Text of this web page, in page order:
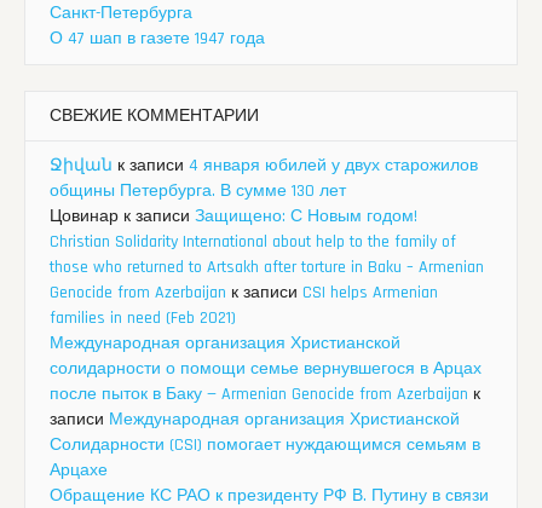
Санкт-Петербурга
О 47 шап в газете 1947 года
СВЕЖИЕ КОММЕНТАРИИ
Ջիվան к записи 4 января юбилей у двух старожилов
общины Петербурга. В сумме 130 лет
Цовинар к записи Защищено: С Новым годом!
Christian Solidarity International about help to the family of
those who returned to Artsakh after torture in Baku – Armenian
Genocide from Azerbaijan к записи CSI helps Armenian
families in need (Feb 2021)
Международная организация Христианской
солидарности о помощи семье вернувшегося в Арцах
после пыток в Баку — Armenian Genocide from Azerbaijan к
записи Международная организация Христианской
Солидарности (CSI) помогает нуждающимся семьям в
Арцахе
Обращение КС РАО к президенту РФ В. Путину в связи